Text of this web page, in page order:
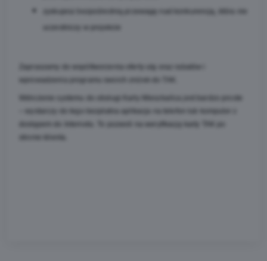
zyskujesz bezpośrednią przewagę nad konkurencją, która nie
Zapraszamy do współtworzenia oferty ulg oraz rabatów i
Wdrożenie systemu do obsługi Karty Mieszkańca jest bardzo proste
– wystarczy do tego bezpłatna aplikacja na telefon lub komputer z